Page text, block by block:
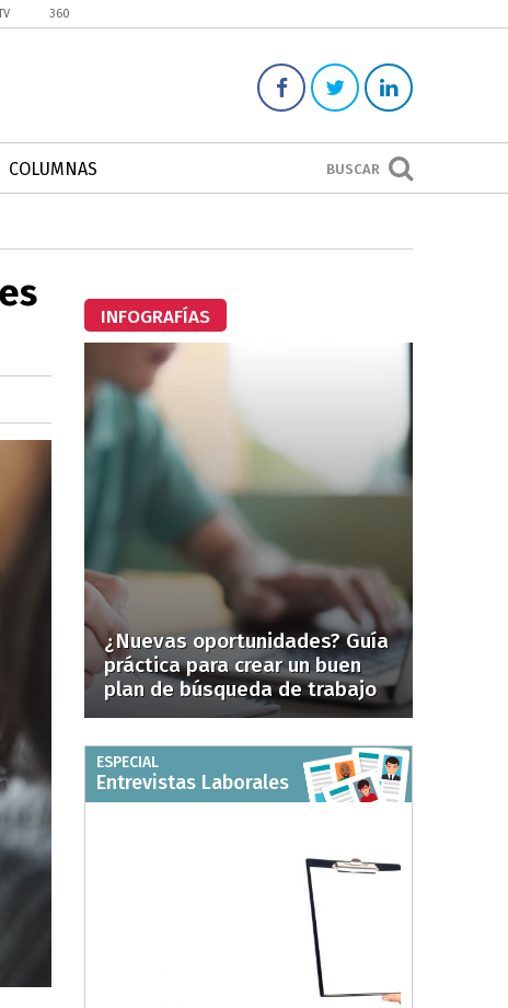
360
BUSCAR
COLUMNAS
INFOGRAFÍAS
¿Nuevas oportunidades? Guía
práctica para crear un buen
plan de búsqueda de trabajo
ESPECIAL
Entrevistas Laborales